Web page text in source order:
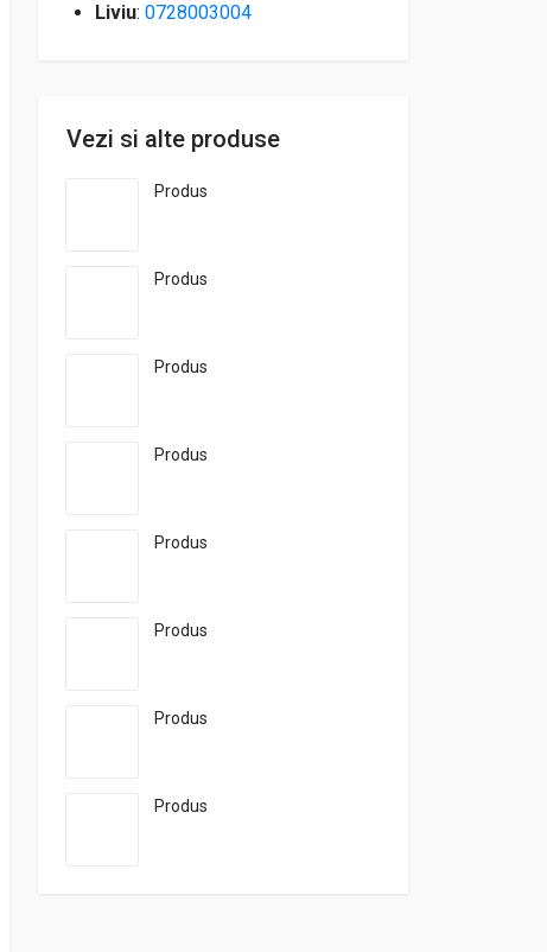
Liviu: 0728003004
Vezi si alte produse
Produs
Produs
Produs
Produs
Produs
Produs
Produs
Produs